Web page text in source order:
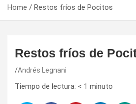
Home Restos fríos de Pocitos
Restos fríos de
Andrés Legnani
Tiempo de lectura: < 1 minuto